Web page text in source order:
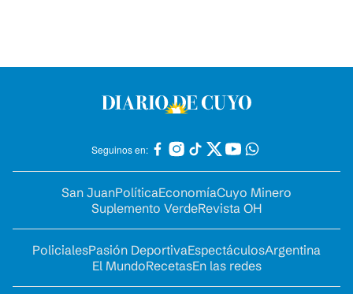
Seguinos en:
San JuanPolíticaEconomíaCuyo Minero
Suplemento VerdeRevista OH
PolicialesPasión DeportivaEspectáculosArgentina
El MundoRecetasEn las redes